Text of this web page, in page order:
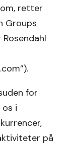
retter
Groups
for
i
på